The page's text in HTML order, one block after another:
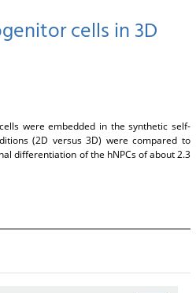
cells in 3D
were embedded in the synthetic self-
(2D versus 3D) were compared to
differentiation of the hNPCs of about 2.3